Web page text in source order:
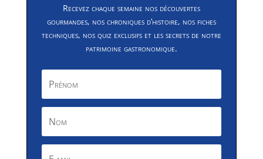
Recevez chaque semaine nos découvertes
gourmandes, nos chroniques d’histoire, nos fiches
techniques, nos quiz exclusifs et les secrets de notre
patrimoine gastronomique.